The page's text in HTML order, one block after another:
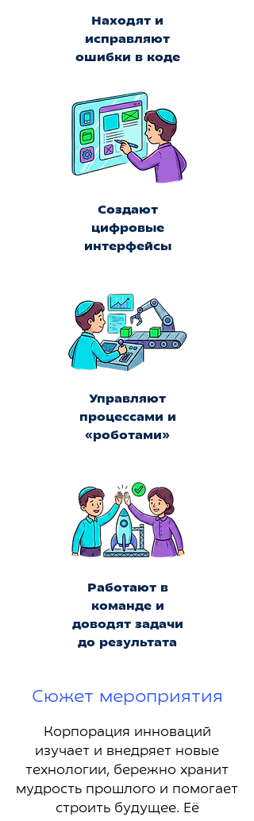
Находят и
исправляют
ошибки в коде
Создают
цифровые
интерфейсы
Управляют
процессами и
«роботами»
Работают в
команде и
доводят задачи
до результата
Сюжет мероприятия
Корпорация инноваций
изучает и внедряет новые
технологии, бережно хранит
мудрость прошлого и помогает
строить будущее. Её